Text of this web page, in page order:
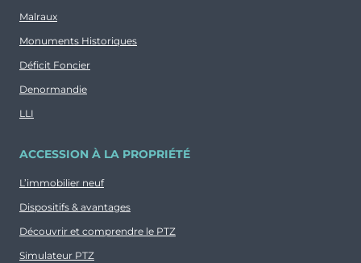
Malraux
Monuments Historiques
Déficit Foncier
Denormandie
LLI
ACCESSION À LA PROPRIÉTÉ
L’immobilier neuf
Dispositifs & avantages
Découvrir et comprendre le PTZ
Simulateur PTZ